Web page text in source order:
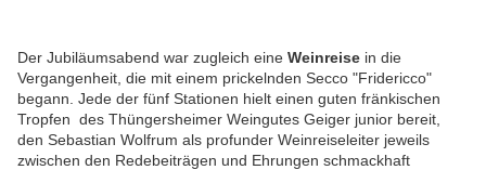
Der Jubiläumsabend war zugleich eine Weinreise in die
Vergangenheit, die mit einem prickelnden Secco "Fridericco"
begann. Jede der fünf Stationen hielt einen guten fränkischen
Tropfen des Thüngersheimer Weingutes Geiger junior bereit,
den Sebastian Wolfrum als profunder Weinreiseleiter jeweils
zwischen den Redebeiträgen und Ehrungen schmackhaft